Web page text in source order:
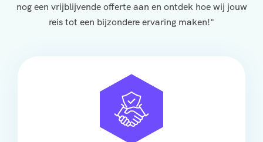
nog een vrijblijvende offerte aan en ontdek hoe wij jouw
reis tot een bijzondere ervaring maken!"